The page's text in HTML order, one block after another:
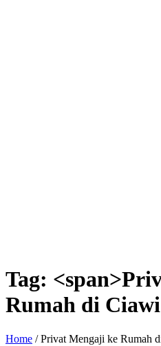
Tag:
Rumah di
Home /Privat Mengaji ke Rumah